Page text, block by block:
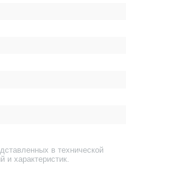
в технической
характеристик.